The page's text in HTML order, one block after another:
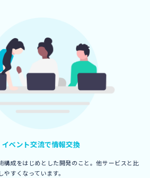
イベント交流で情報交換
構成をはじめとした開発のこと。他サービスと比
すくなっています。